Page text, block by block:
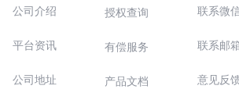
公司介绍
平台资讯
公司地址
授权查询
有偿服务
产品文档
联系微
联系邮
意见反